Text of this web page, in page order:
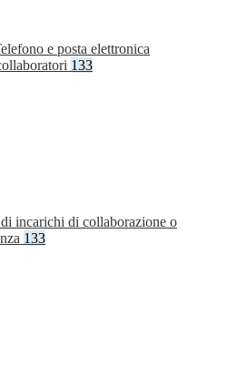
e posta elettronica
133
incarichi di collaborazione o
133